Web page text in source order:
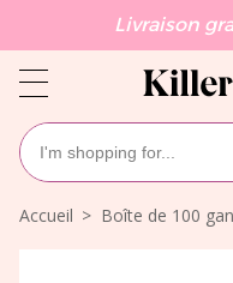
Livraison
Accueil Boîte de 100